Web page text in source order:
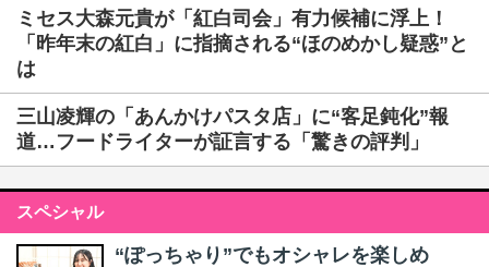
ミセス大森元貴が「紅白司会」有力候補に浮上！
「昨年末の紅白」に指摘される“ほのめかし疑惑”と
は
三山凌輝の「あんかけパスタ店」に“客足鈍化”報
道…フードライターが証言する「驚きの評判」
スペシャル
“ぽっちゃり”でもオシャレを楽しめ